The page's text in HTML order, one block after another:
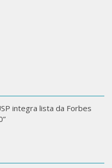
integra lista da Forbes